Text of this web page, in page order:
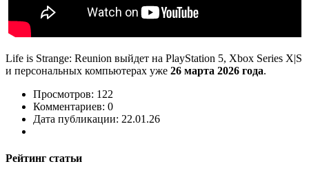
Life is Strange: Reunion выйдет на PlayStation 5, Xbox Series X|S
и персональных компьютерах уже 26 марта 2026 года.
Просмотров: 122
Комментариев: 0
Дата публикации: 22.01.26
Рейтинг статьи